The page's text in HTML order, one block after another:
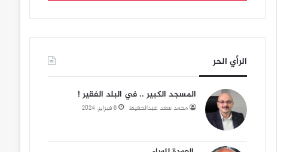
الرأي الحر
المسجد الكبير .. في البلد الفقير !
محمد سعد عبدالحفيظ 6 فبراير، 2024